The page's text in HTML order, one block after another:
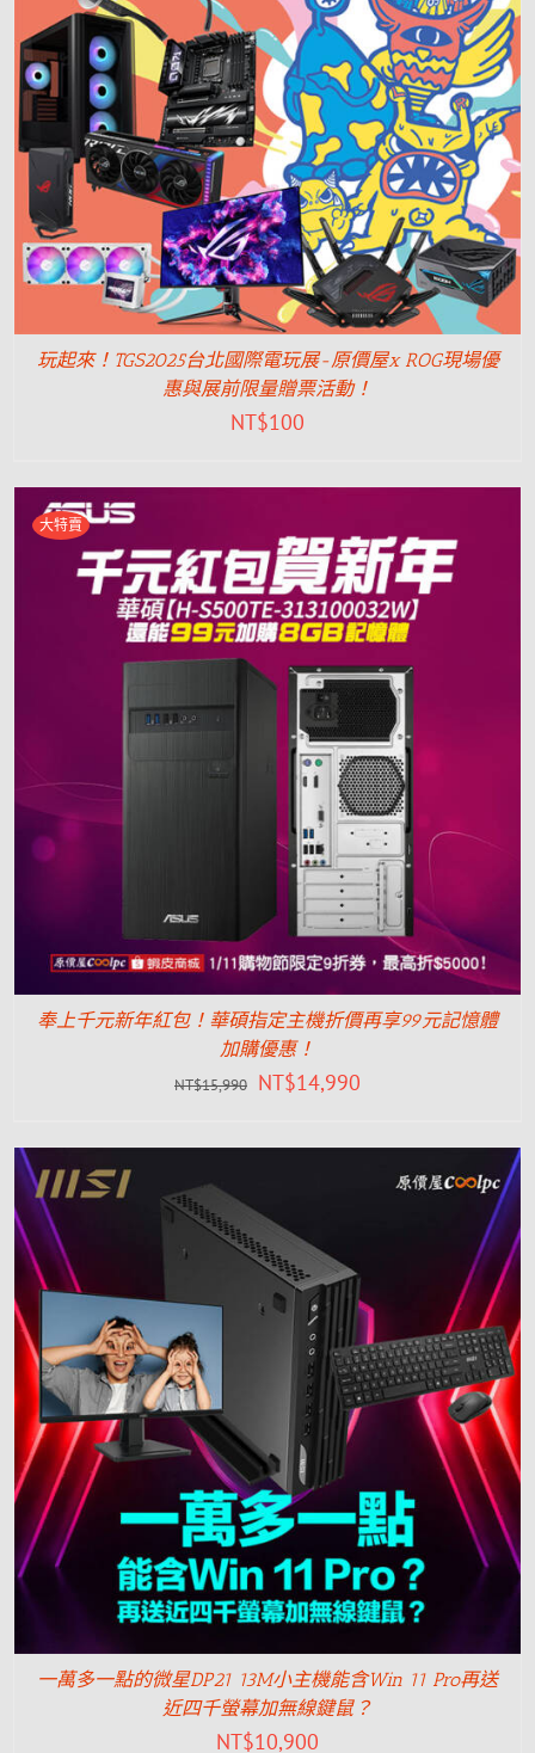
玩起來！TGS2025台北國際電玩展-原價屋x ROG現場優
惠與展前限量贈票活動！
NT$100
大特賣
奉上千元新年紅包！華碩指定主機折價再享99元記憶體
加購優惠！
NT$15,990 NT$14,990
一萬多一點的微星DP21 13M小主機能含Win 11 Pro再送
近四千螢幕加無線鍵鼠？
NT$10,900